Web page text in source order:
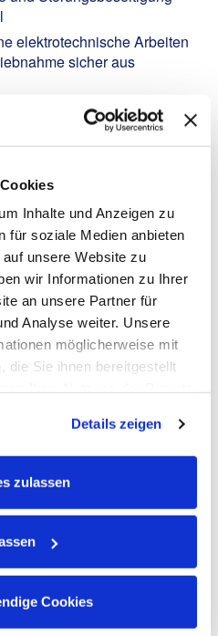
Inhalte und Anzeigen zu
für soziale Medien anbieten
unsere Website zu
wir Informationen zu Ihrer
an unsere Partner für
Analyse weiter. Unsere
möglicherweise mit
die Sie ihnen bereitgestellt
USA ein. Alle weiteren
Sie in unseren
Details zeigen
zulassen
Cookies
elektrotechnische Arbeiten
sicher aus
z.B. als
/ Industrieelektriker /
m/w/d
im Bereich der
m/w/d mit
sind auch
B sowie
mind. Level B2
engagierter und motivierter
Teamfähigkeit
Anstellung
sowie Betreuung von
in der Region - Du bist
nach IG Metall-Tarif (inkl.
bspw. Weihnachtsgeld)
Urlaubsgeld